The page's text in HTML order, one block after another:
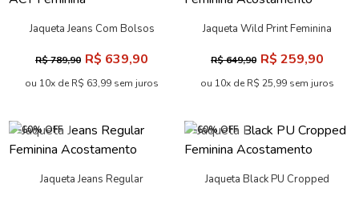
Jaqueta Jeans Com Bolsos
R$ 789,90 R$ 639,90
ou 10x de R$ 63,99 sem juros
Jaqueta Wild Print Feminina
R$ 649,90 R$ 259,90
ou 10x de R$ 25,99 sem juros
-60% OFF
Jaqueta Jeans Regular
-60% OFF
Jaqueta Black PU Cropped